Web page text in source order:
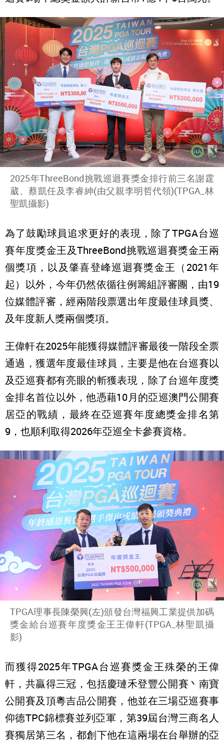
2025年ThreeBond挑戰巡迴賽獎金排行前三名謝霆
葳、蔡凱任及李睿紳(由父親李明哲代領)(TPGA_林
聖凱攝影)
為了鼓勵球員追求更好的表現，除了TPGA台巡
賽年度獎金王及ThreeBond挑戰巡迴賽獎金王兩
個獎項，以及肇喜登峰巡迴賽獎金王（2021年
起）以外，今年仍然依循往例籌組評審團，由19
位媒體評審，經兩階段票選出年度最佳球員獎、
及年度新人獎兩個獎項。
王偉軒在2025年能獲得媒體評審最後一階段全票
通過，獲選年度最佳球員，主要是他在台巡賽以
及亞巡賽都有亮眼的斬獲表現，除了台巡年度獎
金排名首位以外，他憑藉10月的亞巡澳門公開賽
居亞的戰績，最終在亞巡賽年度總獎金排名第
9，也順利取得2026年亞巡全卡參賽資格。
TPGA理事長陳榮興(左)頒發台灣福興工業提供加碼
獎金給台巡賽年度獎金王王偉軒(TPGA_林聖凱攝
影)
而獲得2025年TPGA台巡賽獎金王殊榮的王偉
軒，共贏得三冠，包括慶璉禾登豐公開賽丶南寶
公開賽及頂粵吉品公開賽，他並在三場亞巡賽事
仰德TPC錦標賽並列亞軍，第39屆台灣三商名人
賽獨居第三名，都創下他在這兩場在台舉辦的亞